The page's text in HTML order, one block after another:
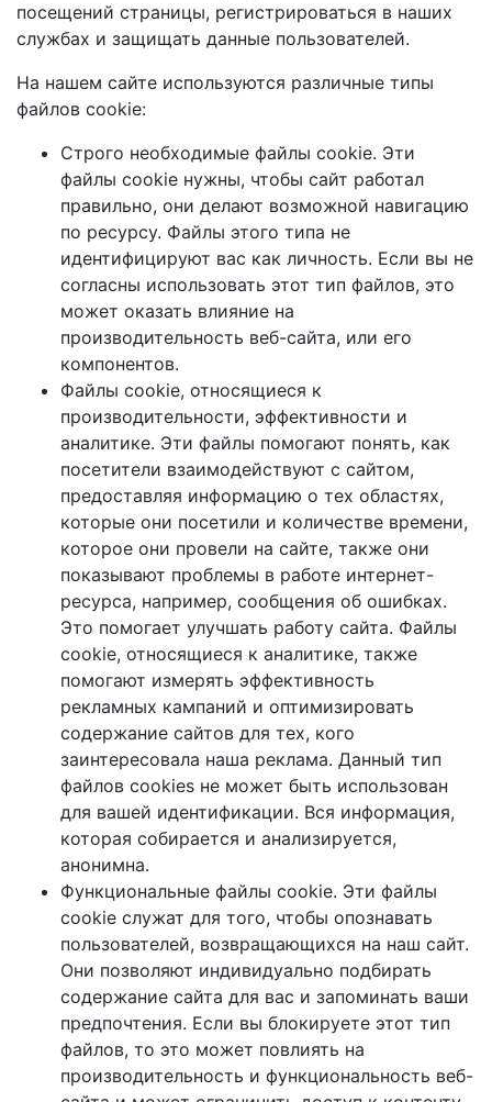
посещений страницы, регистрироваться в наших
службах и защищать данные пользователей.
На нашем сайте используются различные типы
файлов cookie:
Строго необходимые файлы cookie. Эти
файлы cookie нужны, чтобы сайт работал
правильно, они делают возможной навигацию
по ресурсу. Файлы этого типа не
идентифицируют вас как личность. Если вы не
согласны использовать этот тип файлов, это
может оказать влияние на
производительность веб-сайта, или его
компонентов.
Файлы cookie, относящиеся к
производительности, эффективности и
аналитике. Эти файлы помогают понять, как
посетители взаимодействуют с сайтом,
предоставляя информацию о тех областях,
которые они посетили и количестве времени,
которое они провели на сайте, также они
показывают проблемы в работе интернет-
ресурса, например, сообщения об ошибках.
Это помогает улучшать работу сайта. Файлы
cookie, относящиеся к аналитике, также
помогают измерять эффективность
рекламных кампаний и оптимизировать
содержание сайтов для тех, кого
заинтересовала наша реклама. Данный тип
файлов cookies не может быть использован
для вашей идентификации. Вся информация,
которая собирается и анализируется,
анонимна.
Функциональные файлы cookie. Эти файлы
cookie служат для того, чтобы опознавать
пользователей, возвращающихся на наш сайт.
Они позволяют индивидуально подбирать
содержание сайта для вас и запоминать ваши
предпочтения. Если вы блокируете этот тип
файлов, то это может повлиять на
производительность и функциональность веб-